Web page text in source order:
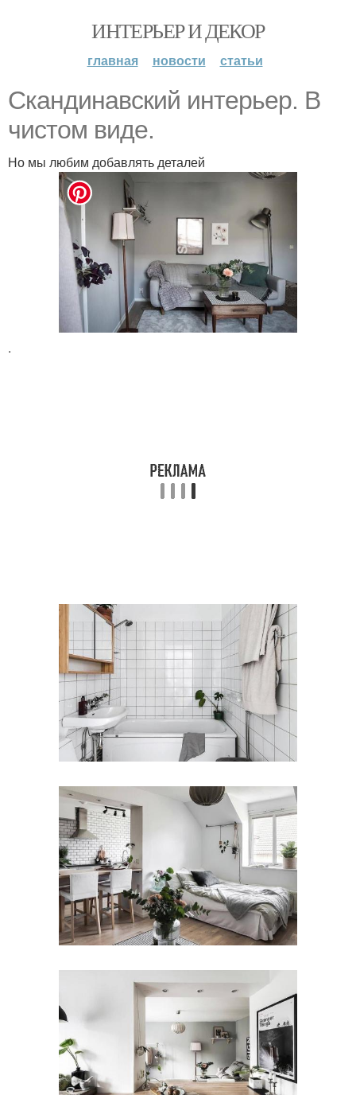
ИНТЕРЬЕР И ДЕКОР
главная новости статьи
Скандинавский интерьер. В
чистом виде.
Но мы любим добавлять деталей
.